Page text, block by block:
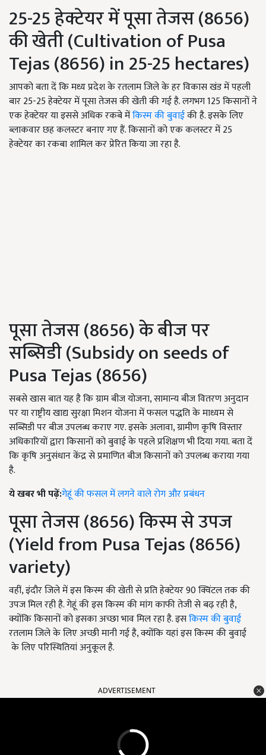
25-25 हेक्टेयर में पूसा तेजस (8656)
की खेती (Cultivation of Pusa
Tejas (8656) in 25-25 hectares)
आपको बता दें कि मध्य प्रदेश के रतलाम जिले के हर विकास खंड में पहली
बार 25-25 हेक्टेयर में पूसा तेजस की खेती की गई है. लगभग 125 किसानों ने
एक हेक्टेयर या इससे अधिक रकबे मेंकिस्म की बुवाईकी है. इसके लिए
ब्लाकवार छह कलस्टर बनाए गए हैं. किसानों को एक कलस्टर में 25
हेक्टेयर का रकबा शामिल कर प्रेरित किया जा रहा है.
पूसा तेजस (8656) के बीज पर
सब्सिडी (Subsidy on seeds of
Pusa Tejas (8656)
सबसे खास बात यह है कि ग्राम बीज योजना, सामान्य बीज वितरण अनुदान
पर या राष्ट्रीय खाद्य सुरक्षा मिशन योजना में फसल पद्धति के माध्यम से
सब्सिडी पर बीज उपलब्ध कराए गए. इसके अलावा, ग्रामीण कृषि विस्तार
अधिकारियों द्वारा किसानों को बुवाई के पहले प्रशिक्षण भी दिया गया. बता दें
कि कृषि अनुसंधान केंद्र से प्रमाणित बीज किसानों को उपलब्ध कराया गया
है.
ये खबर भी पढ़ें:गेहूं की फसल में लगने वाले रोग और प्रबंधन
पूसा तेजस (8656) किस्म से उपज
(Yield from Pusa Tejas (8656)
variety)
वहीं, इंदौर जिले में इस किस्म की खेती से प्रति हेक्टेयर 90 क्विंटल तक की
उपज मिल रही है. गेहूं की इस किस्म की मांग काफी तेजी से बढ़ रही है,
क्योंकि किसानों को इसका अच्छा भाव मिल रहा है. इसकिस्म की बुवाई
रतलाम जिले के लिए अच्छी मानी गई है, क्योंकि यहां इस किस्म की बुवाई
के लिए परिस्थितियां अनुकूल है.
ADVERTISEMENT